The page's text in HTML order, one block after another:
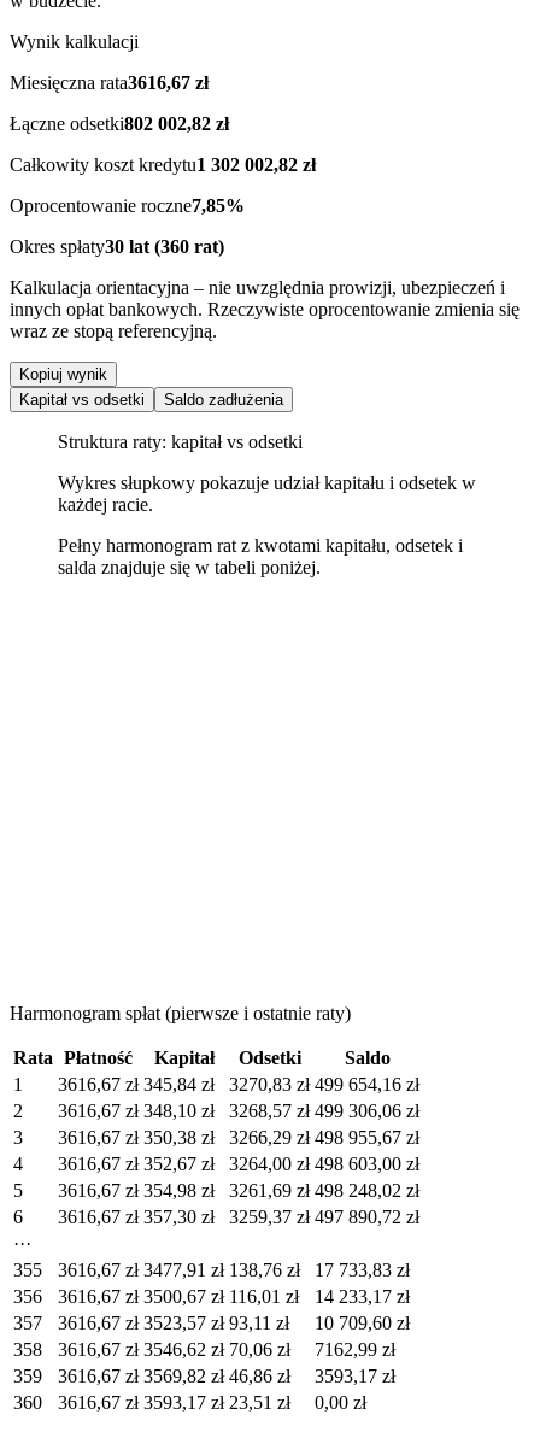
Wynik kalkulacji
Miesięczna rata3616,67 zł
Łączne odsetki802 002,82 zł
Całkowity koszt kredytu1 302 002,82 zł
Oprocentowanie roczne7,85%
Okres spłaty30 lat (360 rat)
Kalkulacja orientacyjna – nie uwzględnia prowizji, ubezpieczeń i
innych opłat bankowych. Rzeczywiste oprocentowanie zmienia się
wraz ze stopą referencyjną.
Kopiuj wynik
Kapitał vs odsetki
Saldo zadłużenia
Struktura raty: kapitał vs odsetki
Wykres słupkowy pokazuje udział kapitału i odsetek w
każdej racie.
Pełny harmonogram rat z kwotami kapitału, odsetek i
salda znajduje się w tabeli poniżej.
Harmonogram spłat (pierwsze i ostatnie raty)
Rata Płatność Kapitał Odsetki
Saldo
1
3616,67 zł 345,84 zł 3270,83 zł 499 654,16 zł
2
3616,67 zł 348,10 zł 3268,57 zł 499 306,06 zł
3
3616,67 zł 350,38 zł 3266,29 zł 498 955,67 zł
4
3616,67 zł 352,67 zł 3264,00 zł 498 603,00 zł
5
3616,67 zł 354,98 zł 3261,69 zł 498 248,02 zł
6
3616,67 zł 357,30 zł 3259,37 zł 497 890,72 zł
···
355
3616,67 zł 3477,91 zł 138,76 zł
17 733,83 zł
356
3616,67 zł 3500,67 zł 116,01 zł
14 233,17 zł
357
3616,67 zł 3523,57 zł 93,11 zł
10 709,60 zł
358
3616,67 zł 3546,62 zł 70,06 zł
7162,99 zł
359
3616,67 zł 3569,82 zł 46,86 zł
3593,17 zł
360
3616,67 zł 3593,17 zł 23,51 zł 0,00 zł